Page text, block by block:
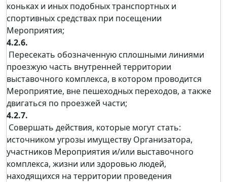
коньках и иных подобных транспортных и
спортивных средствах при посещении
Мероприятия;
4.2.6.
Пересекать обозначенную сплошными линиями
проезжую часть внутренней территории
выставочного комплекса, в котором проводится
Мероприятие, вне пешеходных переходов, а также
двигаться по проезжей части;
4.2.7.
Совершать действия, которые могут стать:
источником угрозы имуществу Организатора,
участников Мероприятия и/или выставочного
комплекса, жизни или здоровью людей,
находящихся на территории проведения